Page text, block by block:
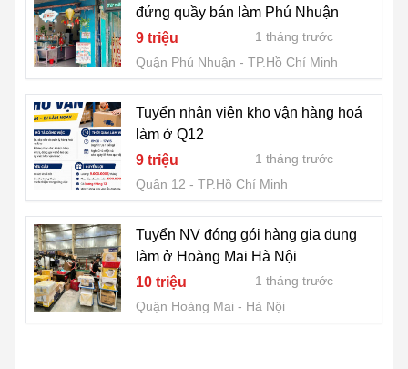
đứng quầy bán làm Phú Nhuận
9 triệu
1 tháng trước
Quận Phú Nhuận
TP.Hồ Chí Minh
Tuyển nhân viên kho vận hàng hoá
làm ở Q12
9 triệu
1 tháng trước
Quận 12
TP.Hồ Chí Minh
Tuyển NV đóng gói hàng gia dụng
làm ở Hoàng Mai Hà Nội
10 triệu
1 tháng trước
Quận Hoàng Mai
Hà Nội